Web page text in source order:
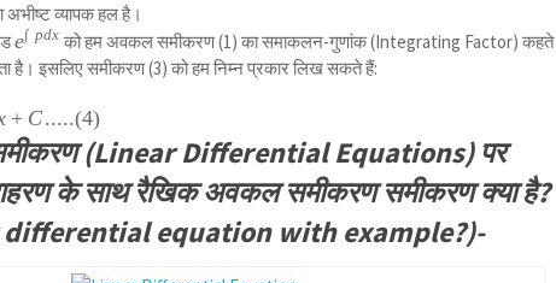
व्यापक हल है।
{ e
}^{
{
pdx
} }
e∫ pdx को हम अवकल समीकरण (1) का समाकलन-गुणांक (Integrating Factor) कहते
है। इसलिए समीकरण (3) को हम निम्न प्रकार लिख सकते हैं:
+ C.....(4)
(Linear Differential Equations) पर
के साथ रैखिक अवकल समीकरण समीकरण क्या है?
equation with example?)-